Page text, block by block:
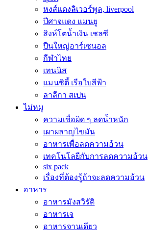
หงส์แดงลิเวอร์พูล, liverpool
ปีศาจแดง แมนยู
สิงห์โตน้ำเงิน เชลซี
ปืนใหญ่อาร์เซนอล
กีฬาไทย
เทนนิส
แมนซิตี้ เรือใบสีฟ้า
ลาลีกา สเปน
ไม่หมู
ความเชื่อผิด ๆ ลดน้ำหนัก
เผาผลาญไขมัน
อาหารเพื่อลดความอ้วน
เทคโนโลยีกับการลดความอ้วน
six pack
เรื่องที่ต้องรู้ถ้าจะลดความอ้วน
อาหาร
อาหารมังสวิรัติ
อาหารเจ
อาหารจานเดียว